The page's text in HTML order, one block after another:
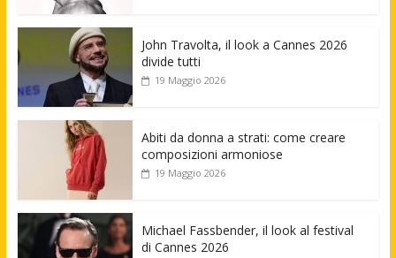
John Travolta, il look a Cannes 2026
divide tutti
19 Maggio 2026
Abiti da donna a strati: come creare
composizioni armoniose
19 Maggio 2026
Michael Fassbender, il look al festival
di Cannes 2026